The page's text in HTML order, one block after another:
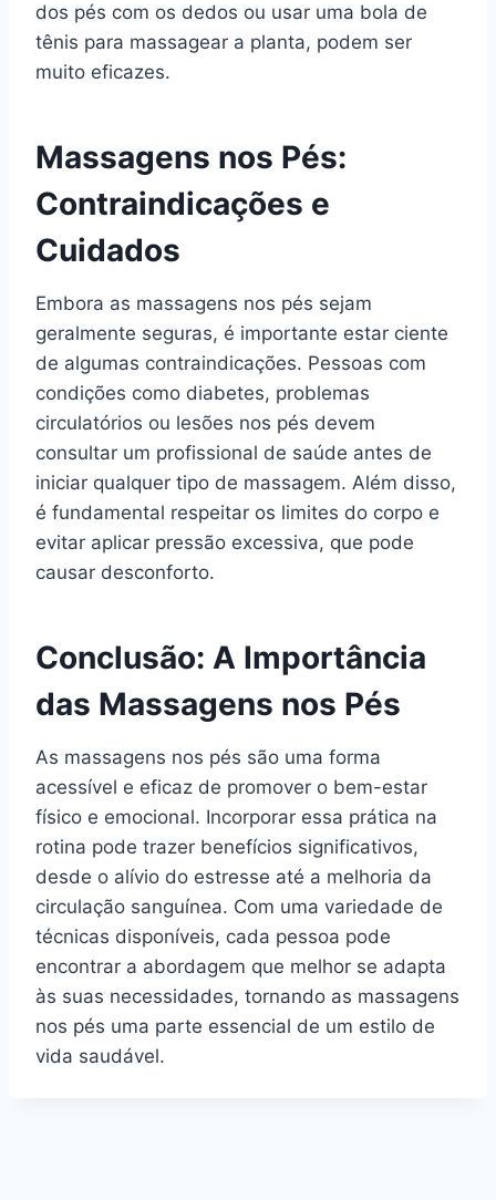
dos pés com os dedos ou usar uma bola de
tênis para massagear a planta, podem ser
muito eficazes.
Massagens nos Pés:
Contraindicações e
Cuidados
Embora as massagens nos pés sejam
geralmente seguras, é importante estar ciente
de algumas contraindicações. Pessoas com
condições como diabetes, problemas
circulatórios ou lesões nos pés devem
consultar um profissional de saúde antes de
iniciar qualquer tipo de massagem. Além disso,
é fundamental respeitar os limites do corpo e
evitar aplicar pressão excessiva, que pode
causar desconforto.
Conclusão: A Importância
das Massagens nos Pés
As massagens nos pés são uma forma
acessível e eficaz de promover o bem-estar
físico e emocional. Incorporar essa prática na
rotina pode trazer benefícios significativos,
desde o alívio do estresse até a melhoria da
circulação sanguínea. Com uma variedade de
técnicas disponíveis, cada pessoa pode
encontrar a abordagem que melhor se adapta
às suas necessidades, tornando as massagens
nos pés uma parte essencial de um estilo de
vida saudável.